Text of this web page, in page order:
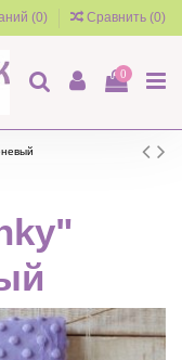
(0) Сравнить (0)
0